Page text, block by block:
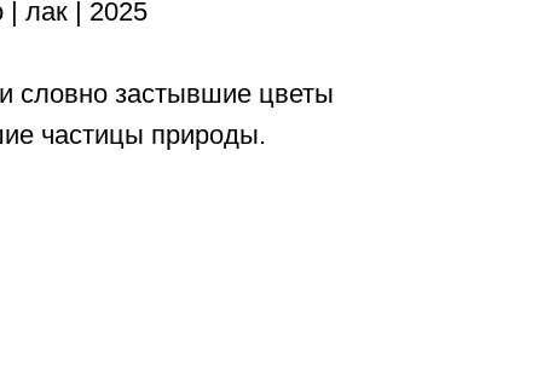
| лак | 2025
словно застывшие цветы
частицы природы.